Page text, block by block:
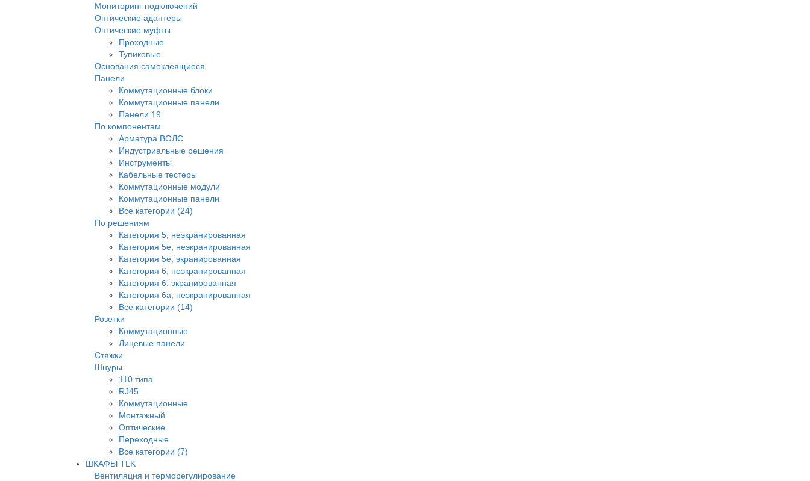
Мониторинг подключений
Оптические адаптеры
Оптические муфты
Проходные
Тупиковые
Основания самоклеящиеся
Панели
Коммутационные блоки
Коммутационные панели
Панели 19
По компонентам
Арматура ВОЛС
Индустриальные решения
Инструменты
Кабельные тестеры
Коммутационные модули
Коммутационные панели
Все категории (24)
По решениям
Категория 5, неэкранированная
Категория 5е, неэкранированная
Категория 5е, экранированная
Категория 6, неэкранированная
Категория 6, экранированная
Категория 6а, неэкранированная
Все категории (14)
Розетки
Коммутационные
Лицевые панели
Стяжки
Шнуры
110 типа
RJ45
Коммутационные
Монтажный
Оптические
Переходные
Все категории (7)
ШКАФЫ TLK
Вентиляция и терморегулирование